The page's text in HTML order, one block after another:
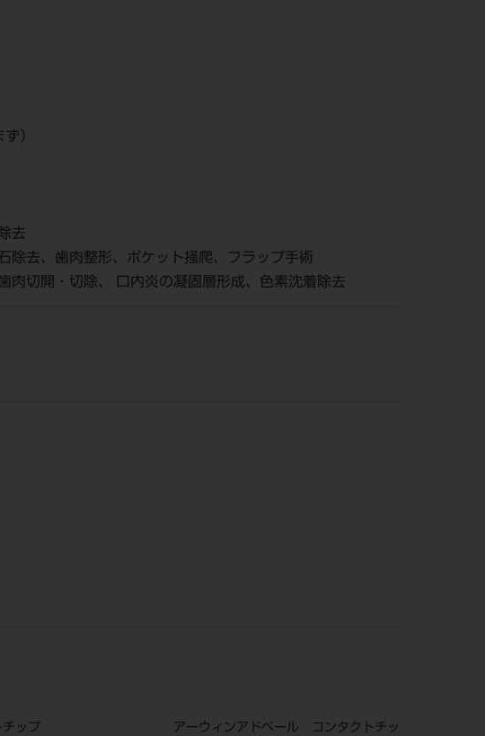
）
去
去、歯肉整形、ポケット掻爬、フラップ手術
切開・切除、 口内炎の凝固層形成、色素沈着除去
ップ
アーウィンアドベール コンタクトチッ